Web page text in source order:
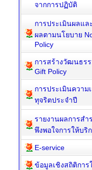
จากการปฏิบัติ
การประเมินผลแล
ผลตามนโยบาย
Policy
การสร้างวัฒนธร
Gift Policy
การประเมินความ
ทุจริตประจำปี
รายงานผลการสำ
พึงพอใจการให้บริ
E-service
ข้อมูลเชิงสถิติการ